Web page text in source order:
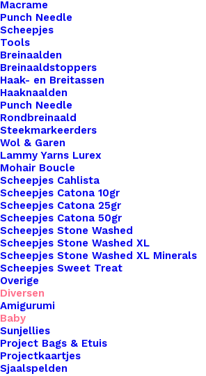
Macrame
Punch Needle
Scheepjes
Tools
Breinaalden
Breinaaldstoppers
Haak- en Breitassen
Haaknaalden
Punch Needle
Rondbreinaald
Steekmarkeerders
Wol & Garen
Lammy Yarns Lurex
Mohair Boucle
Scheepjes Cahlista
Scheepjes Catona 10gr
Scheepjes Catona 25gr
Scheepjes Catona 50gr
Scheepjes Stone Washed
Scheepjes Stone Washed XL
Scheepjes Stone Washed XL Minerals
Scheepjes Sweet Treat
Overige
Diversen
Amigurumi
Baby
Sunjellies
Project Bags & Etuis
Projectkaartjes
Sjaalspelden
Artikelnummer
Categorie
Kleur
Binnen 1-3 werkdagen verzonden
Veilig betalen
Unieke en kwaliteitsproducten
Overzicht
Nog meer leuks!